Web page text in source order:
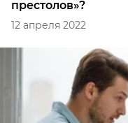
престолов»?
12 апреля 2022